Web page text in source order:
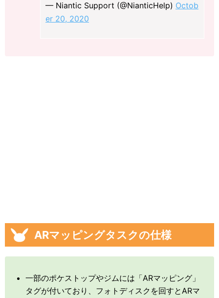
— Niantic Support (@NianticHelp) Octob
er 20, 2020
ARマッピングタスクの仕様
一部のポケストップやジムには「ARマッピング」
タグが付いており、フォトディスクを回すとARマ